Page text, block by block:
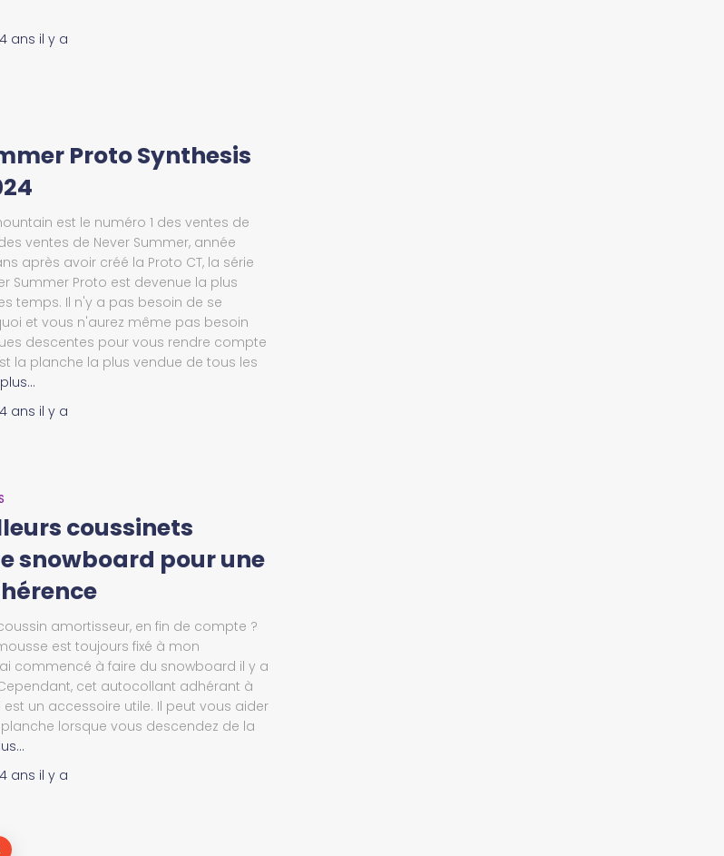
4 ans il y a
Proto Synthesis
est le numéro 1 des ventes de
ventes de Never Summer, année
après avoir créé la Proto CT, la série
Summer Proto est devenue la plus
temps. Il n'y a pas besoin de se
et vous n'aurez même pas besoin
descentes pour vous rendre compte
la planche la plus vendue de tous les
4 ans il y a
coussinets
snowboard pour une
amortisseur, en fin de compte ?
est toujours fixé à mon
commencé à faire du snowboard il y a
cet autocollant adhérant à
un accessoire utile. Il peut vous aider
lorsque vous descendez de la
4 ans il y a